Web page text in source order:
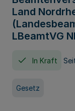
Land
LBeamtVG
In Kraft
Gesetz